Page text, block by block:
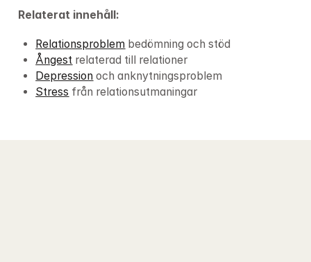
Relaterat innehåll:
Relationsproblem bedömning och stöd
Ångest relaterad till relationer
Depression och anknytningsproblem
Stress från relationsutmaningar